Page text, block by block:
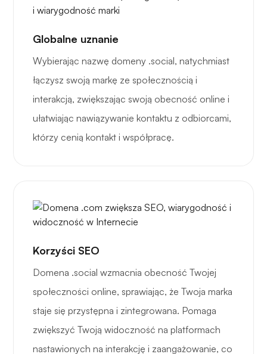
Globalne uznanie
Wybierając nazwę domeny .social, natychmiast
łączysz swoją markę ze społecznością i
interakcją, zwiększając swoją obecność online i
ułatwiając nawiązywanie kontaktu z odbiorcami,
którzy cenią kontakt i współpracę.
Korzyści SEO
Domena .social wzmacnia obecność Twojej
społeczności online, sprawiając, że Twoja marka
staje się przystępna i zintegrowana. Pomaga
zwiększyć Twoją widoczność na platformach
nastawionych na interakcję i zaangażowanie, co